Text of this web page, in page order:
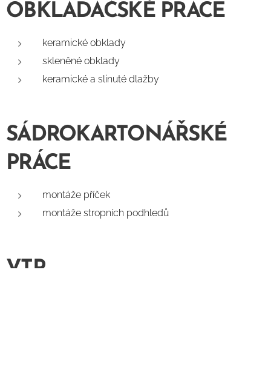
OBKLADAČSKÉ PRÁCE
keramické obklady
skleněné obklady
keramické a slinuté dlažby
SÁDROKARTONÁŘSKÉ
PRÁCE
montáže příček
montáže stropních podhledů
VTP